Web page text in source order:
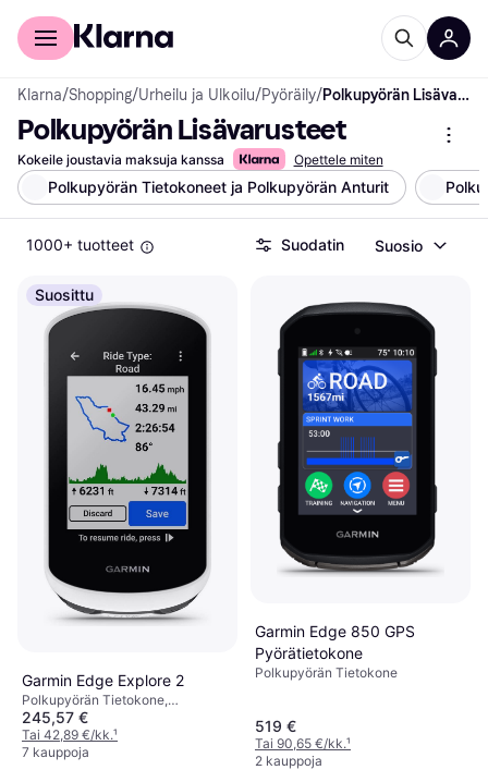
Kuluttajille
Klarna/Shopping/Urheilu ja Ulkoilu/Pyöräily/ Polkupyörän Lisävarusteet
Polkupyörän Lisävarusteet
Kokeile joustavia maksuja kanssa Opettele miten
Polkupyörän Tietokoneet ja Polkupyörän Anturit
1000+ tuotteet Suodatin Suosio
Suosittu
Garmin Edge Explore 2
Polkupyörän Tietokone,
Kosketusnäyttö, Värinäyttö, ANT+
245,57 €
Tai 42,89 €/kk.¹
7 kauppoja
Garmin Edge 850 GPS
Pyörätietokone
Polkupyörän Tietokone
519 €
Tai 90,65 €/kk.¹
2 kauppoja